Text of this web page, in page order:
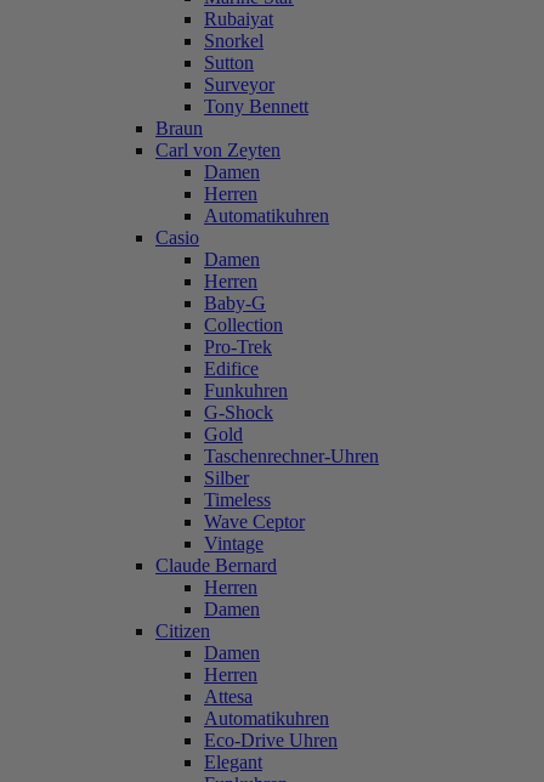
Rubaiyat
Snorkel
Sutton
Surveyor
Tony Bennett
Braun
Carl von Zeyten
Damen
Herren
Automatikuhren
Casio
Damen
Herren
Baby-G
Collection
Pro-Trek
Edifice
Funkuhren
G-Shock
Gold
Taschenrechner-Uhren
Silber
Timeless
Wave Ceptor
Vintage
Claude Bernard
Herren
Damen
Citizen
Damen
Herren
Attesa
Automatikuhren
Eco-Drive Uhren
Elegant